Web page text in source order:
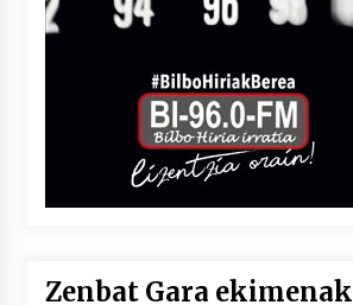
Zenbat Gara ekimenak